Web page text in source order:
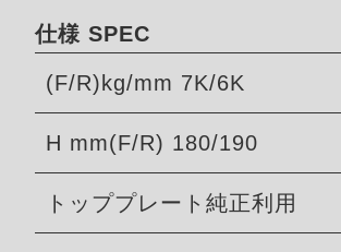
仕様 SPEC
(F/R)kg/mm 7K/6K
H mm(F/R) 180/190
トッププレート純正利用